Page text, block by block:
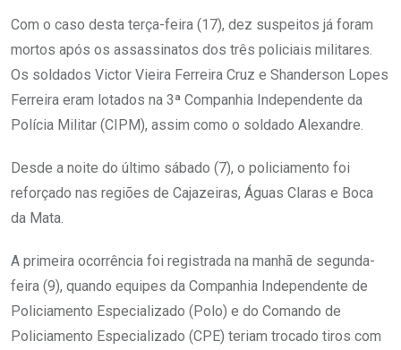
Com o caso desta terça-feira (17), dez suspeitos já foram
mortos após os assassinatos dos três policiais militares.
Os soldados Victor Vieira Ferreira Cruz e Shanderson Lopes
Ferreira eram lotados na 3ª Companhia Independente da
Polícia Militar (CIPM), assim como o soldado Alexandre.
Desde a noite do último sábado (7), o policiamento foi
reforçado nas regiões de Cajazeiras, Águas Claras e Boca
da Mata.
A primeira ocorrência foi registrada na manhã de segunda-
feira (9), quando equipes da Companhia Independente de
Policiamento Especializado (Polo) e do Comando de
Policiamento Especializado (CPE) teriam trocado tiros com